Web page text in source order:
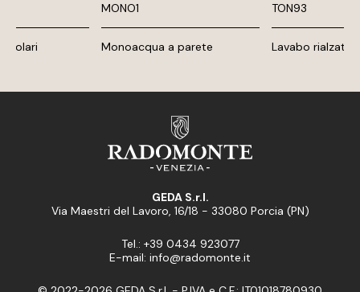
MONO1
Monoacqua a parete
TON93
Lavabo rialzato
GEDA S.r.l.
Via Maestri del Lavoro, 16/18 - 33080 Porcia (PN)
Tel.: +39 0434 923077
E-mail: info@radomonte.it